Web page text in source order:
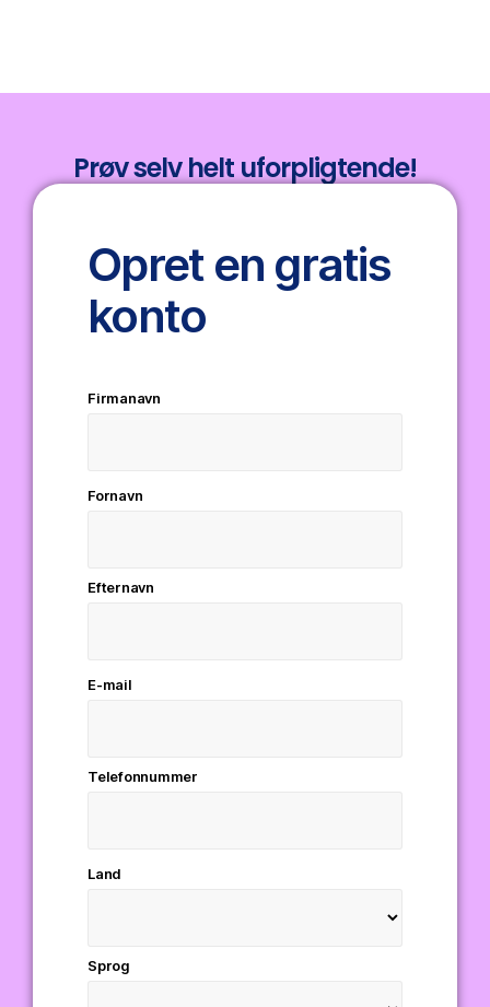
Prøv selv helt uforpligtende!
Opret en gratis
konto
Firmanavn
Fornavn
Efternavn
E-mail
Telefonnummer
Land
Sprog